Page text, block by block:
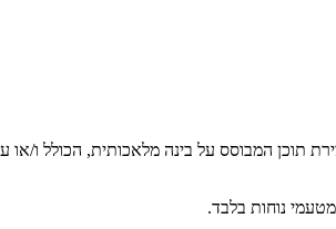
המבוסס על בינה מלאכותית, הכולל ו/או
נוחות בלבד.